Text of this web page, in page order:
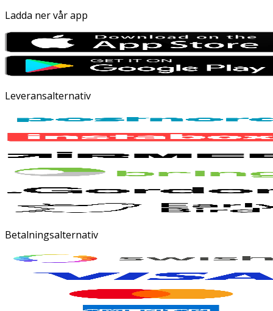
Ladda ner vår app
Leveransalternativ
Betalningsalternativ